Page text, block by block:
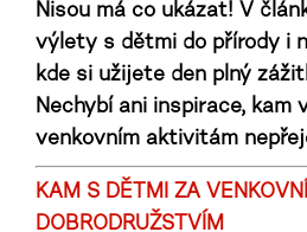
Nisou má co ukázat! V
výlety s dětmi do přírody i
kde si užijete den plný
Nechybí ani inspirace, kam
venkovním aktivitám
KAM S DĚTMI ZA
DOBRODRUŽSTVÍM